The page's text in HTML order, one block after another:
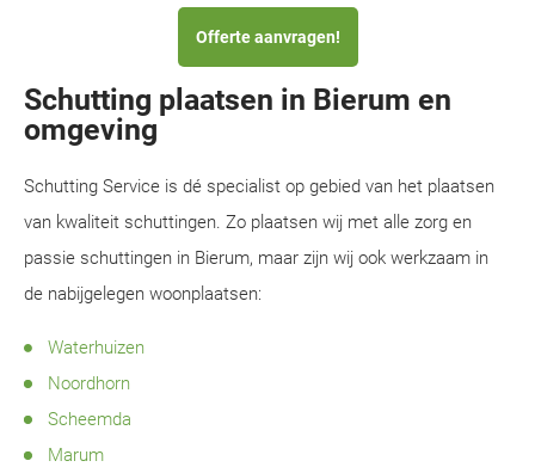
Offerte aanvragen!
Schutting plaatsen in Bierum en
omgeving
Schutting Service is dé specialist op gebied van het plaatsen
van kwaliteit schuttingen. Zo plaatsen wij met alle zorg en
passie schuttingen in Bierum, maar zijn wij ook werkzaam in
de nabijgelegen woonplaatsen:
Waterhuizen
Noordhorn
Scheemda
Marum